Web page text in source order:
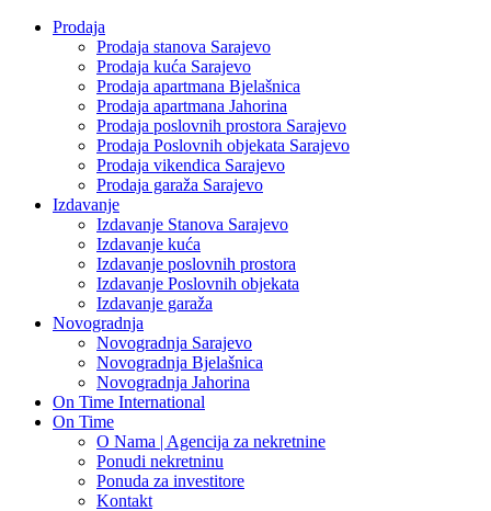
Prodaja
Prodaja stanova Sarajevo
Prodaja kuća Sarajevo
Prodaja apartmana Bjelašnica
Prodaja apartmana Jahorina
Prodaja poslovnih prostora Sarajevo
Prodaja Poslovnih objekata Sarajevo
Prodaja vikendica Sarajevo
Prodaja garaža Sarajevo
Izdavanje
Izdavanje Stanova Sarajevo
Izdavanje kuća
Izdavanje poslovnih prostora
Izdavanje Poslovnih objekata
Izdavanje garaža
Novogradnja
Novogradnja Sarajevo
Novogradnja Bjelašnica
Novogradnja Jahorina
On Time International
On Time
O Nama | Agencija za nekretnine
Ponudi nekretninu
Ponuda za investitore
Kontakt